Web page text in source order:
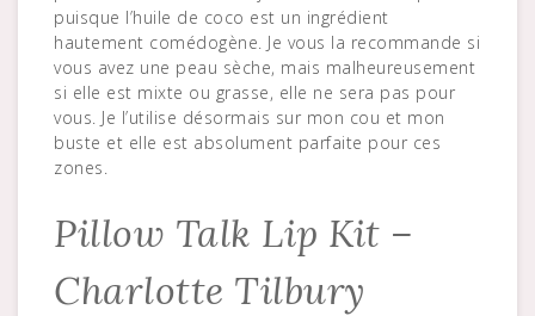
puisque l’huile de coco est un ingrédient
hautement comédogène. Je vous la recommande si
vous avez une peau sèche, mais malheureusement
si elle est mixte ou grasse, elle ne sera pas pour
vous. Je l’utilise désormais sur mon cou et mon
buste et elle est absolument parfaite pour ces
zones.
Pillow Talk Lip Kit –
Charlotte Tilbury